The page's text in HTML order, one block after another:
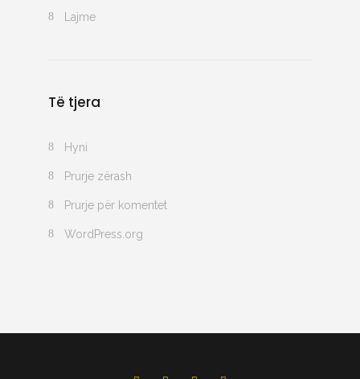
Lajme
Të tjera
Hyni
Prurje zërash
Prurje për komentet
WordPress.org